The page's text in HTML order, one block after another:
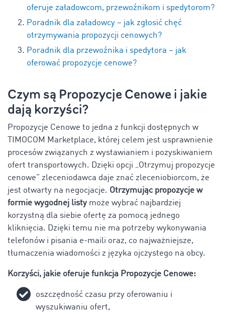
oferuje załadowcom, przewoźnikom i spedytorom?
Poradnik dla załadowcy – jak zgłosić chęć
otrzymywania propozycji cenowych?
Poradnik dla przewoźnika i spedytora – jak
oferować propozycje cenowe?
Czym są Propozycje Cenowe i jakie
dają korzyści?
Propozycje Cenowe to jedna z funkcji dostępnych w
TIMOCOM Marketplace, której celem jest usprawnienie
procesów związanych z wystawianiem i pozyskiwaniem
ofert transportowych. Dzięki opcji „Otrzymuj propozycje
cenowe” zleceniodawca daje znać zleceniobiorcom, że
jest otwarty na negocjacje. Otrzymując propozycje w
formie wygodnej listy może wybrać najbardziej
korzystną dla siebie ofertę za pomocą jednego
kliknięcia. Dzięki temu nie ma potrzeby wykonywania
telefonów i pisania e-maili oraz, co najważniejsze,
tłumaczenia wiadomości z języka ojczystego na obcy.
Korzyści, jakie oferuje funkcja Propozycje Cenowe:
oszczędność czasu przy oferowaniu i
wyszukiwaniu ofert,